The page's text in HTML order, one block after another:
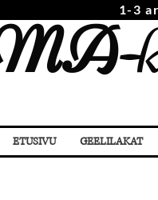
1-3
ETUSIVU GEELILAKAT